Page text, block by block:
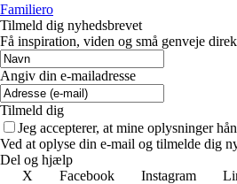
Familiero
Tilmeld dig nyhedsbrevet
Få inspiration, viden og små genveje
Angiv din e-mailadresse
Tilmeld dig
Jeg accepterer, at mine oplysninger
Ved at oplyse din e-mail og tilmelde dig
Del og hjælp
X
Facebook Instagram